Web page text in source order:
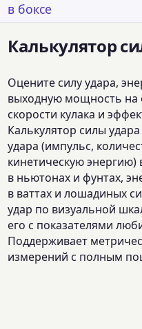
в боксе
Калькулятор
Оцените силу удара,
выходную мощность на
скорости кулака и
Калькулятор силы
удара (импульс,
кинетическую
в ньютонах и фунтах,
в ваттах и лошадиных
удар по визуальной
его с показателями
Поддерживает
измерений с полным